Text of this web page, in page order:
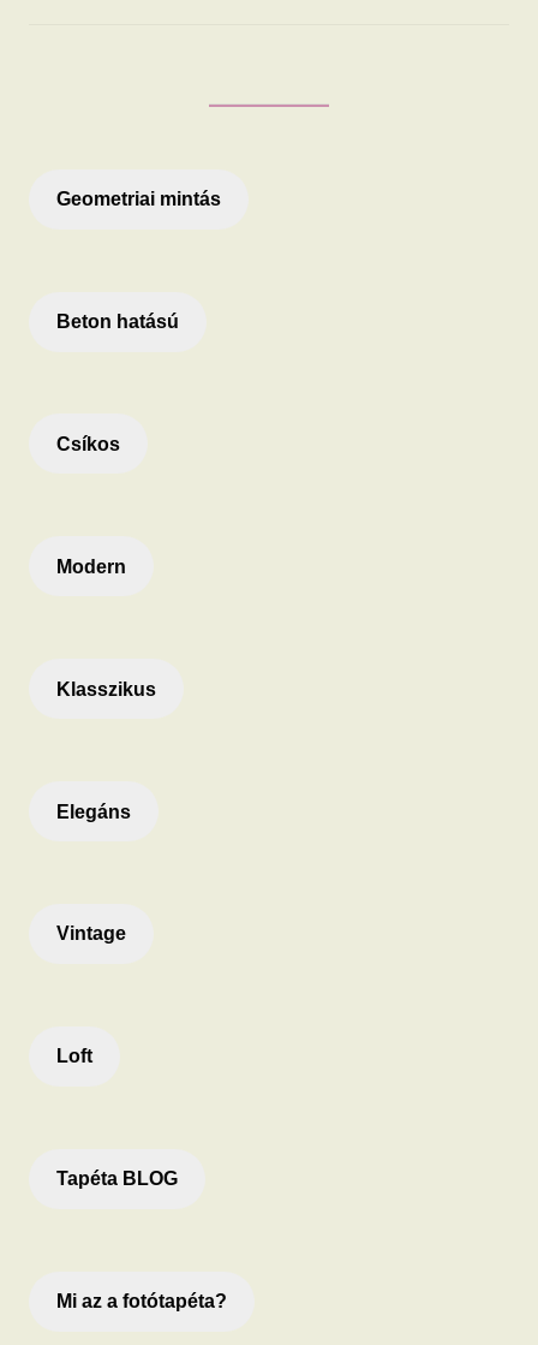
Geometriai mintás
Beton hatású
Csíkos
Modern
Klasszikus
Elegáns
Vintage
Loft
Tapéta BLOG
Mi az a fotótapéta?